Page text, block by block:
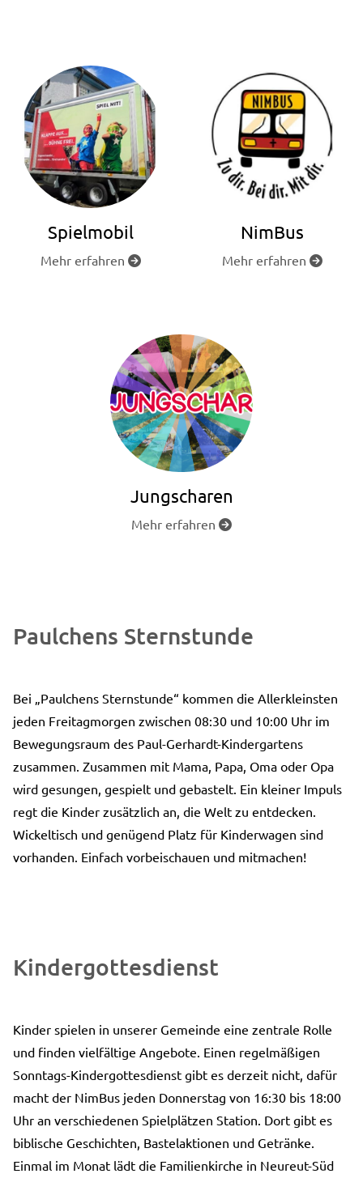
Spielmobil
Mehr erfahren 
NimBus
Mehr erfahren 
Jungscharen
Mehr erfahren 
Paulchens Sternstunde
Bei „Paulchens Sternstunde“ kommen die Allerkleinsten
jeden Freitagmorgen zwischen 08:30 und 10:00 Uhr im
Bewegungsraum des Paul-Gerhardt-Kindergartens
zusammen. Zusammen mit Mama, Papa, Oma oder Opa
wird gesungen, gespielt und gebastelt. Ein kleiner Impuls
regt die Kinder zusätzlich an, die Welt zu entdecken.
Wickeltisch und genügend Platz für Kinderwagen sind
vorhanden. Einfach vorbeischauen und mitmachen!
Kindergottesdienst
Kinder spielen in unserer Gemeinde eine zentrale Rolle
und finden vielfältige Angebote. Einen regelmäßigen
Sonntags-Kindergottesdienst gibt es derzeit nicht, dafür
macht der NimBus jeden Donnerstag von 16:30 bis 18:00
Uhr an verschiedenen Spielplätzen Station. Dort gibt es
biblische Geschichten, Bastelaktionen und Getränke.
Einmal im Monat lädt die Familienkirche in Neureut-Süd